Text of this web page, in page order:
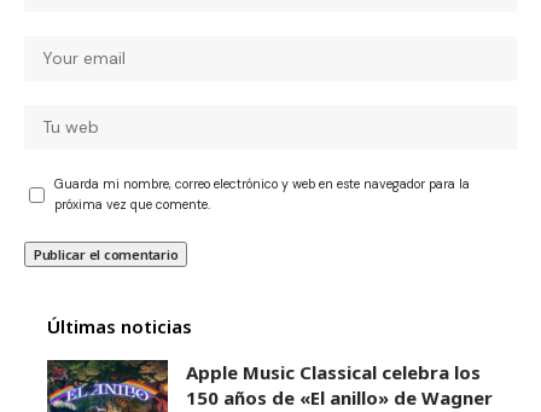
Guarda mi nombre, correo electrónico y web en este navegador para la
próxima vez que comente.
Últimas noticias
Apple Music Classical celebra los
150 años de «El anillo» de Wagner